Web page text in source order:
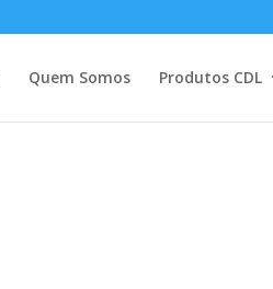
Quem Somos Produtos CDL